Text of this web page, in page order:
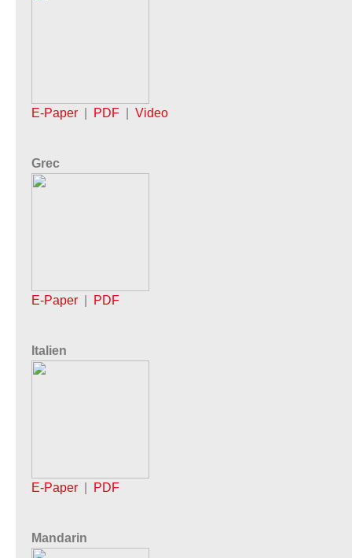
E-Paper PDF Video
Grec
E-Paper PDF
Italien
E-Paper PDF
Mandarin